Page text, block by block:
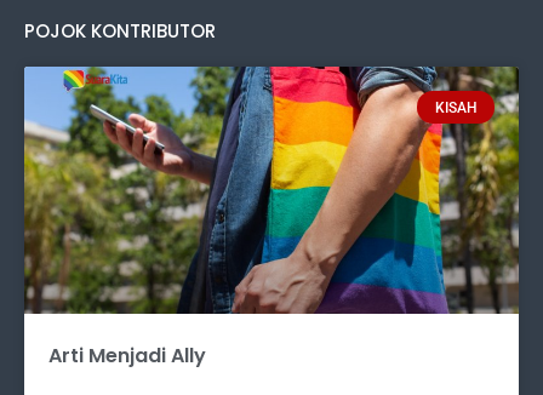
POJOK KONTRIBUTOR
KISAH
Arti Menjadi Ally